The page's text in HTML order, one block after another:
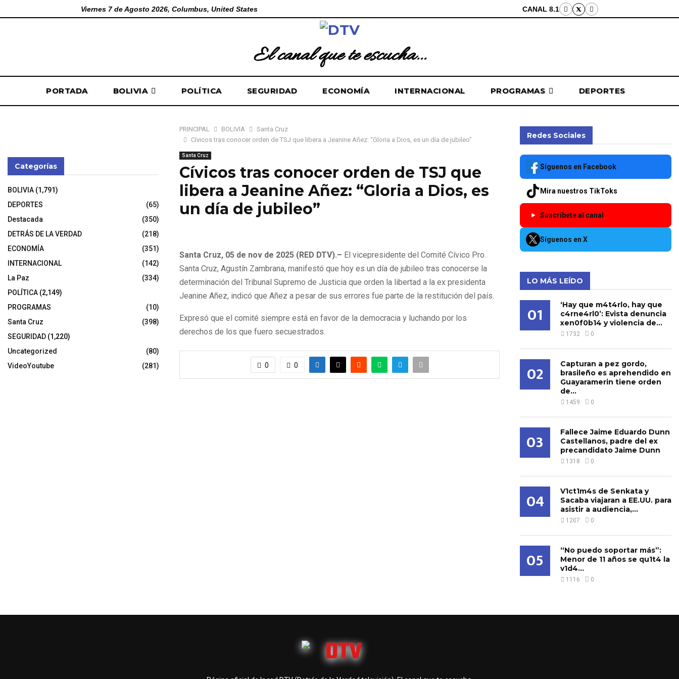
Viernes 7 de Agosto 2026, Columbus, United States CANAL 8.1
El canal que te escucha...
PORTADA BOLIVIA POLÍTICA SEGURIDAD ECONOMÍA INTERNACIONAL PROGRAMAS DEPORTES
PRINCIPAL BOLIVIA
Santa Cruz
Cívicos tras conocer orden de TSJ que libera a Jeanine Añez: “Gloria a Dios, es un día de jubileo”
Santa Cruz
Cívicos tras conocer orden de TSJ que
libera a Jeanine Añez: “Gloria a Dios, es
un día de jubileo”
Santa Cruz, 05 de nov de 2025 (RED DTV).– El vicepresidente del Comité Cívico Pro
Santa Cruz, Agustín Zambrana, manifestó que hoy es un día de jubileo tras conocerse la
determinación del Tribunal Supremo de Justicia que orden la libertad a la ex presidenta
Jeanine Añez, indicó que Añez a pesar de sus errores fue parte de la restitución del país.
Expresó que el comité siempre está en favor de la democracia y luchando por los
derechos de los que fuero secuestrados.
0 0
Categorías
BOLIVIA (1,791)
DEPORTES
(65)
Destacada
(350)
DETRÁS DE LA VERDAD
(218)
ECONOMÍA
(351)
INTERNACIONAL
(142)
La Paz
(334)
POLÍTICA (2,149)
PROGRAMAS
(10)
Santa Cruz
(398)
SEGURIDAD (1,220)
Uncategorized
(80)
VideoYoutube
(281)
Redes Sociales
Síguenos en Facebook
Mira nuestros TikToks
Suscríbete al canal
Síguenos en X
LO MÁS LEÍDO
01
‘Hay que m4t4rlo, hay que
c4rne4rl0’: Evista denuncia
xen0f0b14 y violencia de...
1732 0
02
Capturan a pez gordo,
brasileño es aprehendido en
Guayaramerin tiene orden
de...
1459 0
03
Fallece Jaime Eduardo Dunn
Castellanos, padre del ex
precandidato Jaime Dunn
1318 0
04
V1ct1m4s de Senkata y
Sacaba viajaran a EE.UU. para
asistir a audiencia,...
1207 0
05
“No puedo soportar más”:
Menor de 11 años se qu1t4 la
v1d4...
1116 0